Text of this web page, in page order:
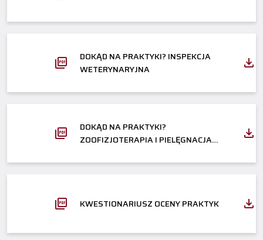
DOKĄD NA PRAKTYKI? INSPEKCJA
WETERYNARYJNA
DOKĄD NA PRAKTYKI?
ZOOFIZJOTERAPIA I PIELĘGNACJA
KWESTIONARIUSZ OCENY PRAKTYK